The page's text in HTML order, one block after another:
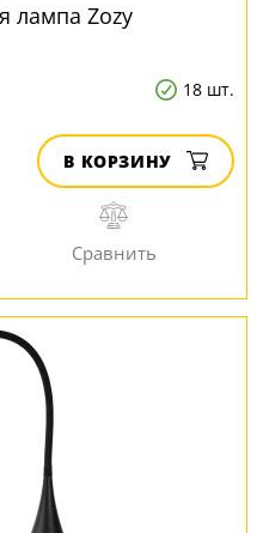
лампа Zozy
18 шт.
В КОРЗИНУ